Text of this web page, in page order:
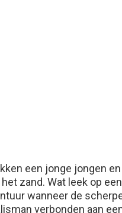
een jonge jongen
zand. Wat leek op
wanneer de
verbonden aan